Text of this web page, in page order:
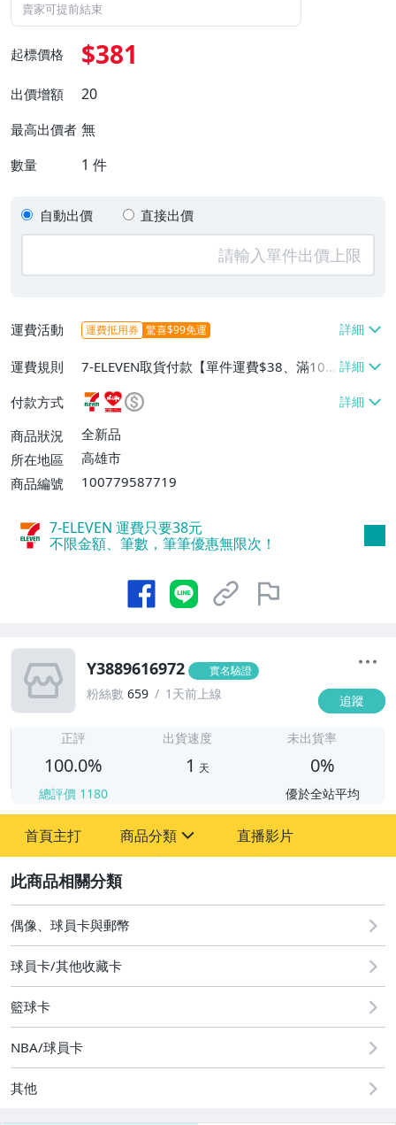
賣家可提前結束
起標價格 $381
出價增額 20
最高出價者 無
數量 1 件
自動出價 直接出價
運費活動 運費抵用券 驚喜$99免運
運費規則
7-ELEVEN取貨付款【單件運費$38、滿100
件或消費滿$1000000免運費】、7-ELEVEN
取貨不付款【單件運費$38】、萊爾富取貨
付款【單件運費$60、滿50件或消費滿$30
0000免運費】、郵局掛號【單件運費$50、
付款方式
商品狀況
全新品
所在地區
高雄市
商品編號
100779587719
7-ELEVEN 運費只要38元
不限金額、筆數，筆筆優惠無限次！
Y3889616972 實名驗證
粉絲數 659 1天前上線 追蹤
正評
100.0%
總評價 1180
出貨速度
1 天
未出貨率
0%
優於全站平均
首頁主打 商品分類
偶像、球員卡與郵幣
直播影片
偶像、球員卡與郵幣
球員卡/其他收藏卡
籃球卡
NBA/球員卡
其他